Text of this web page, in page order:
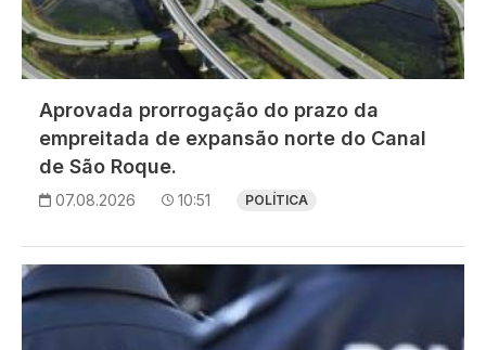
Aprovada prorrogação do prazo da
empreitada de expansão norte do Canal
de São Roque.
07.08.2026 10:51 POLÍTICA
Imagem